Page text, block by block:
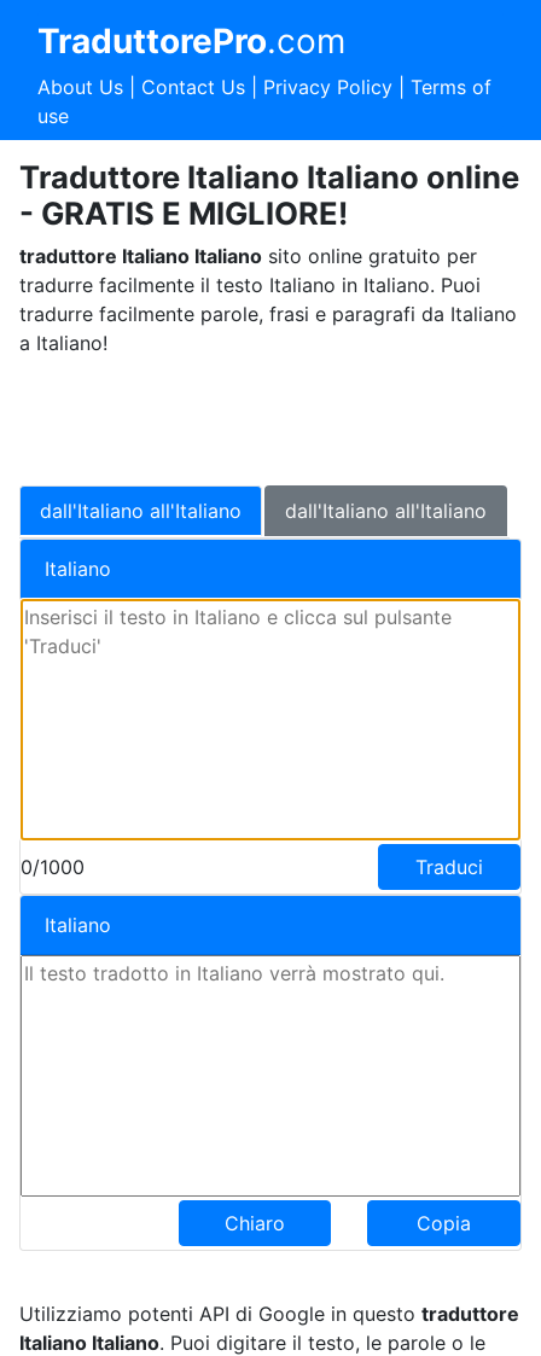
TraduttorePro.com
About Us| Contact Us| Privacy Policy| Terms of
use
Traduttore Italiano Italiano online
- GRATIS E MIGLIORE!
traduttore Italiano Italianosito online gratuito per
tradurre facilmente il testo Italiano in Italiano. Puoi
tradurre facilmente parole, frasi e paragrafi da Italiano
a Italiano!
dall'Italiano all'Italiano dall'Italiano all'Italiano
Italiano
0/1000 Traduci
Italiano
Chiaro Copia
Utilizziamo potenti API di Google in questo traduttore
Italiano Italiano. Puoi digitare il testo, le parole o le